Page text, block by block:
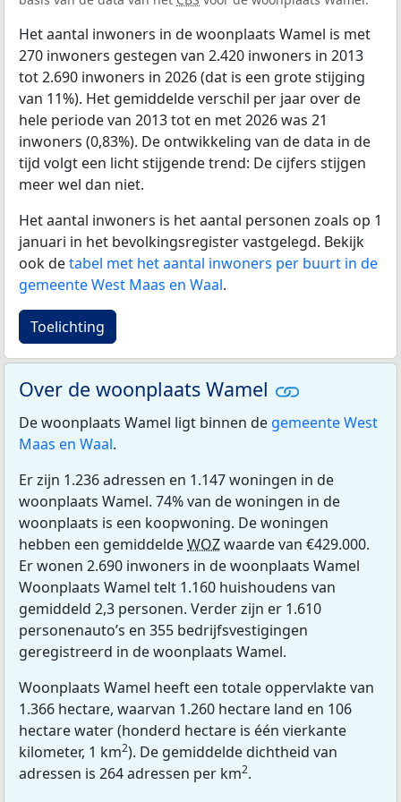
Het aantal inwoners in de woonplaats Wamel is met
270 inwoners gestegen van 2.420 inwoners in 2013
tot 2.690 inwoners in 2026 (dat is een grote stijging
van 11%). Het gemiddelde verschil per jaar over de
hele periode van 2013 tot en met 2026 was 21
inwoners (0,83%). De ontwikkeling van de data in de
tijd volgt een licht stijgende trend: De cijfers stijgen
meer wel dan niet.
Het aantal inwoners is het aantal personen zoals op 1
januari in het bevolkingsregister vastgelegd. Bekijk
ook detabel met het aantal inwoners per buurt in de
gemeente West Maas en Waal.
Toelichting
Over de woonplaats Wamel
De woonplaats Wamel ligt binnen de gemeente West
Maas en Waal.
Er zijn 1.236 adressen en 1.147 woningen in de
woonplaats Wamel. 74% van de woningen in de
woonplaats is een koopwoning. De woningen
hebben een gemiddeldeWOZwaarde van €429.000.
Er wonen 2.690 inwoners in de woonplaats Wamel
Woonplaats Wamel telt 1.160 huishoudens van
gemiddeld 2,3 personen. Verder zijn er 1.610
personenauto’s en 355 bedrijfsvestigingen
geregistreerd in de woonplaats Wamel.
Woonplaats Wamel heeft een totale oppervlakte van
1.366 hectare, waarvan 1.260 hectare land en 106
hectare water (honderd hectare is één vierkante
kilometer, 1 km2). De gemiddelde dichtheid van
adressen is 264 adressen per km2.